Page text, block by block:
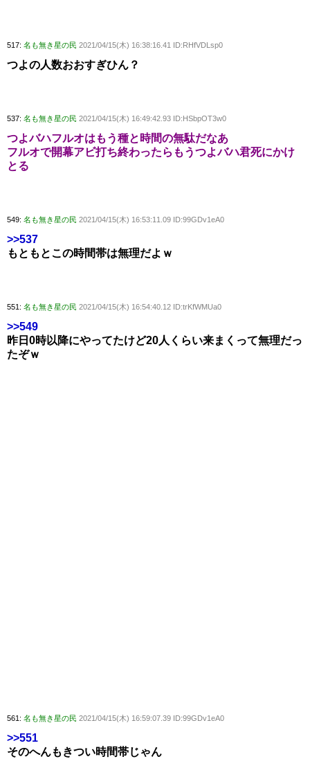
517: 名も無き星の民 2021/04/15(木) 16:38:16.41 ID:RHfVDLsp0
つよの人数おおすぎひん？
537: 名も無き星の民 2021/04/15(木) 16:49:42.93 ID:HSbpOT3w0
つよバハフルオはもう種と時間の無駄だなあ
フルオで開幕アビ打ち終わったらもうつよバハ君死にかけ
とる
549: 名も無き星の民 2021/04/15(木) 16:53:11.09 ID:99GDv1eA0
>>537
もともとこの時間帯は無理だよｗ
551: 名も無き星の民 2021/04/15(木) 16:54:40.12 ID:trKfWMUa0
>>549
昨日0時以降にやってたけど20人くらい来まくって無理だっ
たぞｗ
561: 名も無き星の民 2021/04/15(木) 16:59:07.39 ID:99GDv1eA0
>>551
そのへんもきつい時間帯じゃん